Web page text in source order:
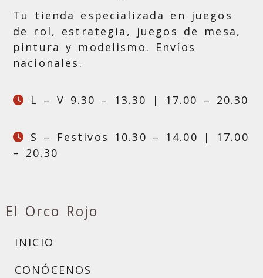
Tu tienda especializada en juegos
de rol, estrategia, juegos de mesa,
pintura y modelismo. Envíos
nacionales.
L – V 9.30 – 13.30 | 17.00 – 20.30
S – Festivos 10.30 – 14.00 | 17.00
– 20.30
El Orco Rojo
INICIO
CONÓCENOS